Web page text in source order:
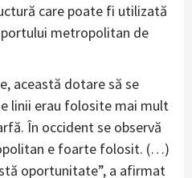
care poate fi utilizată
metropolitan de
această dotare să se
linii erau folosite mai mult
În occident se observă
e foarte folosit. (…)
oportunitate”, a afirmat